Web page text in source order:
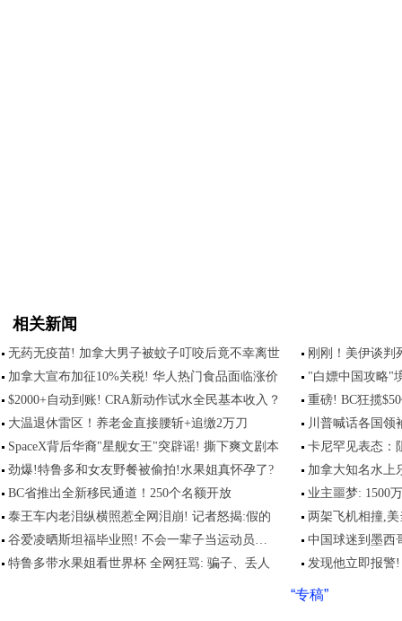
相关新闻
无药无疫苗! 加拿大男子被蚊子叮咬后竟不幸离世
刚刚！美伊谈判
加拿大宣布加征10%关税! 华人热门食品面临涨价
"白嫖中国攻略"
$2000+自动到账! CRA新动作试水全民基本收入？
重磅! BC狂揽
大温退休雷区！养老金直接腰斩+追缴2万刀
川普喊话各国领
SpaceX背后华裔"星舰女王"突辟谣! 撕下爽文剧本
卡尼罕见表态：
劲爆!特鲁多和女友野餐被偷拍!水果姐真怀孕了?
加拿大知名水上
BC省推出全新移民通道！250个名额开放
业主噩梦: 1500
泰王车内老泪纵横照惹全网泪崩! 记者怒揭:假的
两架飞机相撞,
谷爱凌晒斯坦福毕业照! 不会一辈子当运动员…
中国球迷到墨西
特鲁多带水果姐看世界杯 全网狂骂: 骗子、丢人
发现他立即报警
“专稿”